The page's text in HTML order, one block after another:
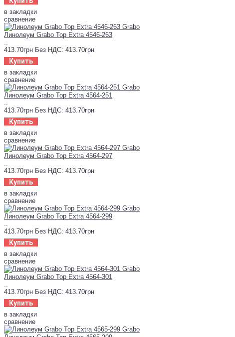
в закладки
сравнение
Линолеум Grabo Top Extra 4546-263
..
413.70грн Без НДС: 413.70грн
Купить
в закладки
сравнение
Линолеум Grabo Top Extra 4564-251
..
413.70грн Без НДС: 413.70грн
Купить
в закладки
сравнение
Линолеум Grabo Top Extra 4564-297
..
413.70грн Без НДС: 413.70грн
Купить
в закладки
сравнение
Линолеум Grabo Top Extra 4564-299
..
413.70грн Без НДС: 413.70грн
Купить
в закладки
сравнение
Линолеум Grabo Top Extra 4564-301
..
413.70грн Без НДС: 413.70грн
Купить
в закладки
сравнение